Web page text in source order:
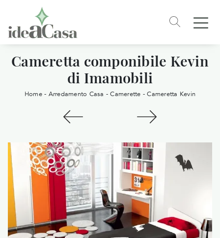
Cameretta componibile Kevin
di Imamobili
Home- Arredamento Casa -Camerette -Cameretta Kevin